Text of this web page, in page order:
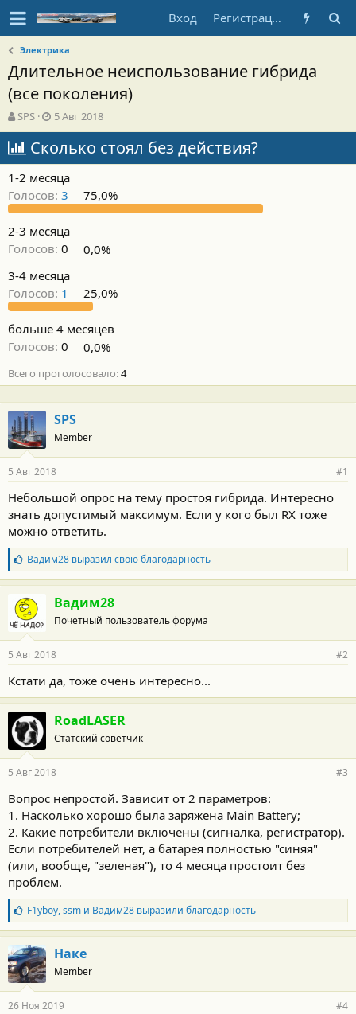
Вход Регистрация
Электрика
Длительное неиспользование гибрида
(все поколения)
А
в
т
о
р
т
е
м
ы
SPS
Д
а
т
а
н
а
ч
а
л
а
5 Авг 2018
Сколько стоял без действия?
1-2 месяца
Голосов: 3 75,0%
2-3 месяца
Голосов: 0
0,0%
3-4 месяца
Голосов: 1 25,0%
больше 4 месяцев
Голосов: 0 0,0%
Всего проголосовало 4
SPS
Member
5 Авг 2018 #1
Небольшой опрос на тему простоя гибрида. Интересно
знать допустимый максимум. Если у кого был RX тоже
можно ответить.
Б
л
а
г
о
д
а
н
с
т
и
:
Вадим28выразил свою благодарность
Вадим28
Почетный пользователь форума
5 Авг 2018 #2
Кстати да, тоже очень интересно...
RoadLASER
Статский советчик
5 Авг 2018 #3
Вопрос непростой. Зависит от 2 параметров:
1. Насколько хорошо была заряжена Main Battery;
2. Какие потребители включены (сигналка, регистратор).
Если потребителей нет, а батарея полностью "синяя"
(или, вообще, "зеленая"), то 4 месяца простоит без
проблем.
Б
л
а
г
о
д
а
н
F1yboy,ssmи Вадим28выразили благодарность
Наке
Member
26 Ноя 2019 #4